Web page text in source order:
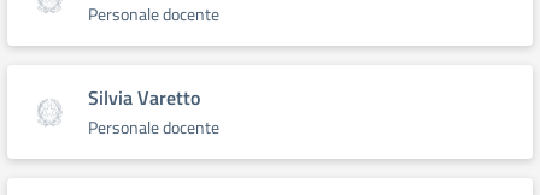
Personale docente
Silvia Varetto
Personale docente